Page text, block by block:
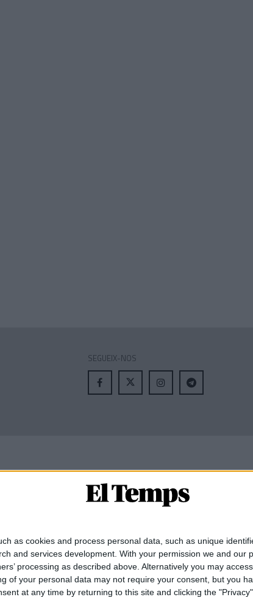
as cookies and process personal data, such as unique
and services development. With your permission we and our
processing as described above. Alternatively you may
of your personal data may not require your consent, but you
at any time by returning to this site and clicking the
SEGUEIX-NOS